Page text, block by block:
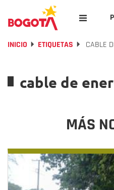
INICIO ETIQUETAS CABLE
cable de
MÁS